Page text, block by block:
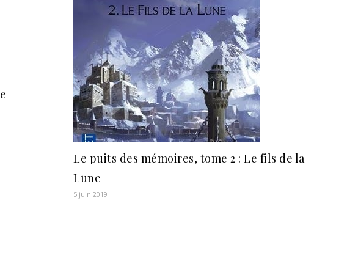
Le puits des mémoires, tome 2 : Le fils de la
Lune
5 juin 2019